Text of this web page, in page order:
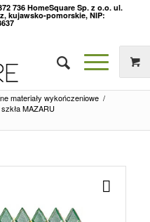
736 HomeSquare Sp. z o.o. ul.
kujawsko-pomorskie, NIP:
materiały wykończeniowe /
MAZARU